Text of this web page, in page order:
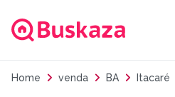
Home venda BA Itacaré